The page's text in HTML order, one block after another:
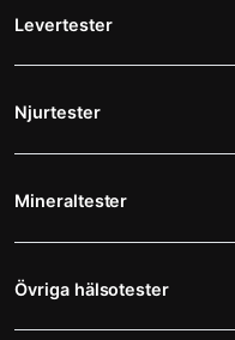
Levertester
Njurtester
Mineraltester
Övriga hälsotester